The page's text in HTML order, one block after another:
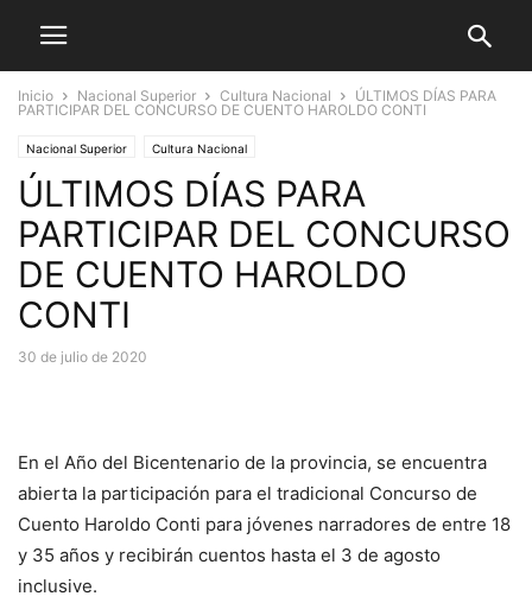
Inicio Nacional Superior Cultura Nacional
ÚLTIMOS DÍAS PARA
PARTICIPAR DEL CONCURSO DE CUENTO HAROLDO CONTI
Nacional Superior Cultura Nacional
ÚLTIMOS DÍAS PARA
PARTICIPAR DEL CONCURSO
DE CUENTO HAROLDO
CONTI
30 de julio de 2020
En el Año del Bicentenario de la provincia, se encuentra
abierta la participación para el tradicional Concurso de
Cuento Haroldo Conti para jóvenes narradores de entre 18
y 35 años y recibirán cuentos hasta el 3 de agosto
inclusive.